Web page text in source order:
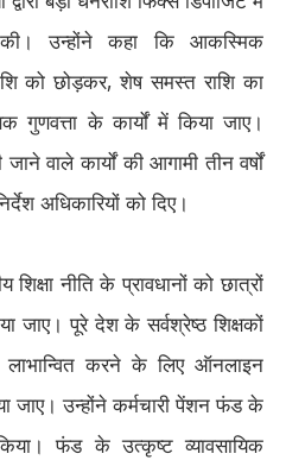
उन्होंने कहा कि आकस्मिक
को छोड़कर,शेष समस्त राशि का
गुणवत्ता के कार्यों में किया जाए।
वाले कार्यों की आगामी तीन वर्षों
अधिकारियों को दिए।
नीति के प्रावधानों को छात्रों
जाए। पूरे देश के सर्वश्रेष्ठ शिक्षकों
लाभान्वित करने के लिए ऑनलाइन
जाए। उन्होंने कर्मचारी पेंशन फंड के
फंड के उत्कृष्ट व्यावसायिक